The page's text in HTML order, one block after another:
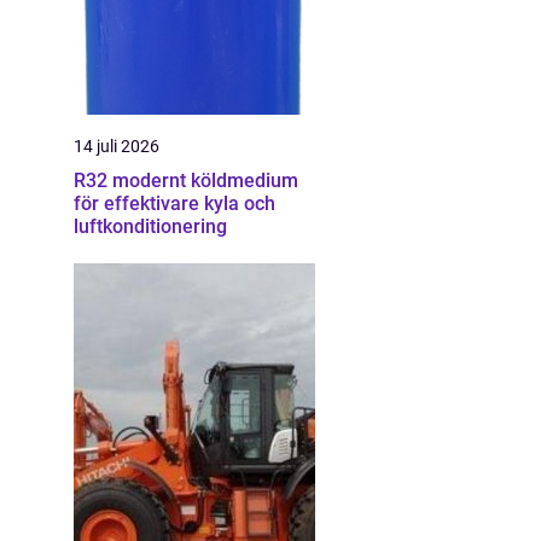
14 juli 2026
R32 modernt köldmedium
för effektivare kyla och
luftkonditionering